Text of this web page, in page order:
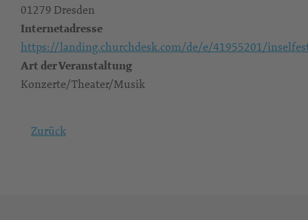
01279 Dresden
Internetadresse
https://landing.churchdesk.com/de/e/41955201/
Art der Veranstaltung
Konzerte/Theater/Musik
Zurück